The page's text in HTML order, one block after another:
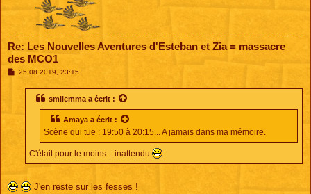
Re: Les Nouvelles Aventures d'Esteban et Zia = massacre
des MCO1
M25 08 2019, 23:15
smilemma a écrit :
Amayaa écrit :
Scène qui tue : 19:50 à 20:15... A jamais dans ma mémoire.
C'était pour le moins... inattendu
J'en reste sur les fesses !